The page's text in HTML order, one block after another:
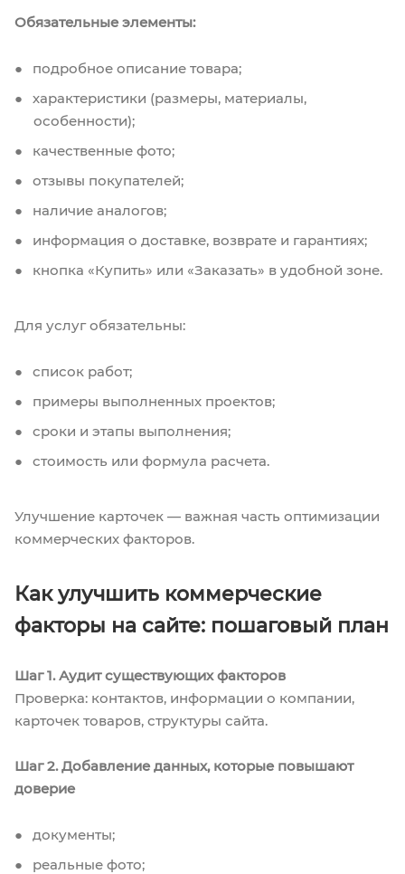
Обязательные элементы:
подробное описание товара;
характеристики (размеры, материалы,
особенности);
качественные фото;
отзывы покупателей;
наличие аналогов;
информация о доставке, возврате и гарантиях;
кнопка «Купить» или «Заказать» в удобной зоне.
Для услуг обязательны:
список работ;
примеры выполненных проектов;
сроки и этапы выполнения;
стоимость или формула расчета.
Улучшение карточек — важная часть оптимизации
коммерческих факторов.
Как улучшить коммерческие
факторы на сайте: пошаговый план
Шаг 1. Аудит существующих факторов
Проверка: контактов, информации о компании,
карточек товаров, структуры сайта.
Шаг 2. Добавление данных, которые повышают
доверие
документы;
реальные фото;